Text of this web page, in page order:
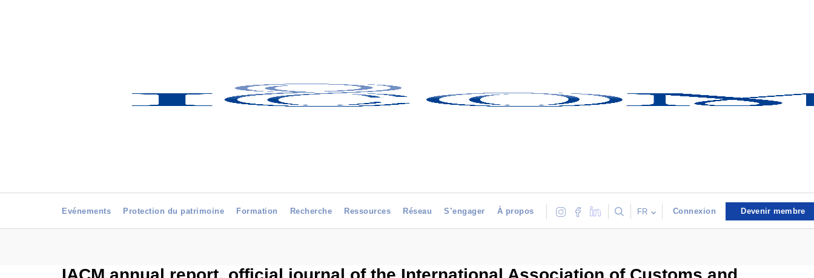
Evénements Protection du patrimoine Formation Recherche Ressources Réseau S’engager À propos FR Connexion Devenir membre